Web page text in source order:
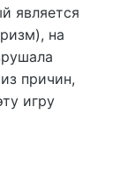
является
на
причин,
игру